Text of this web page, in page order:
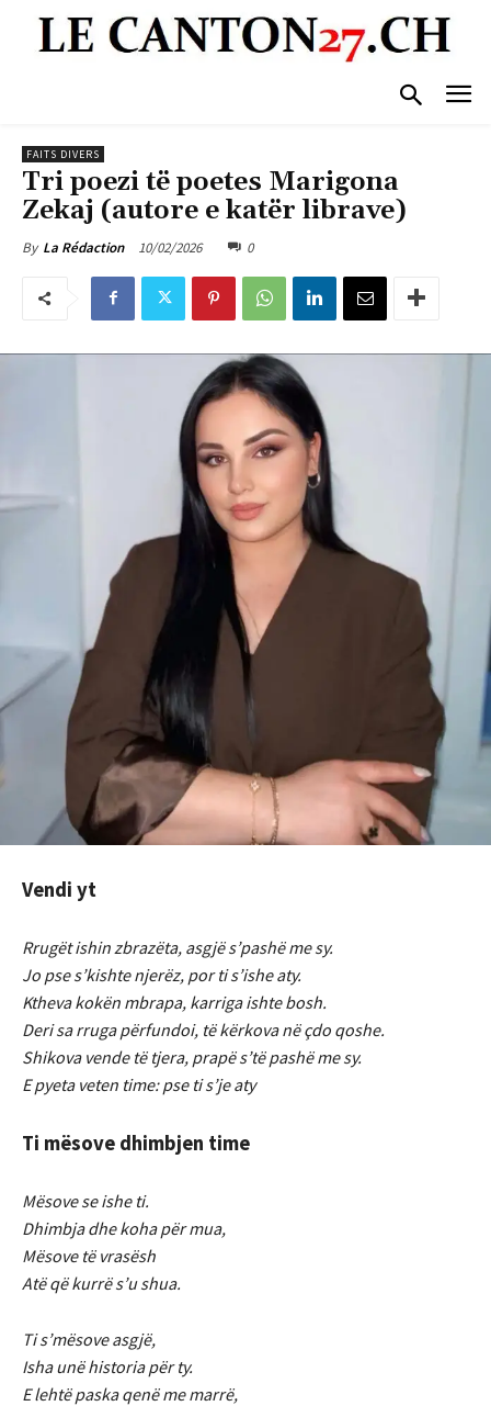
FAITS DIVERS
Tri poezi të poetes Marigona
Zekaj (autore e katër librave)
By La Rédaction 10/02/2026 0
Vendi yt
Rrugët ishin zbrazëta, asgjë s’pashë me sy.
Jo pse s’kishte njerëz, por ti s’ishe aty.
Ktheva kokën mbrapa, karriga ishte bosh.
Deri sa rruga përfundoi, të kërkova në çdo qoshe.
Shikova vende të tjera, prapë s’të pashë me sy.
E pyeta veten time: pse ti s’je aty
Ti mësove dhimbjen time
Mësove se ishe ti.
Dhimbja dhe koha për mua,
Mësove të vrasësh
Atë që kurrë s’u shua.
Ti s’mësove asgjë,
Isha unë historia për ty.
E lehtë paska qenë me marrë,